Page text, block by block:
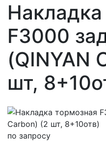
F3000
(QINYAN
шт,
по запросу